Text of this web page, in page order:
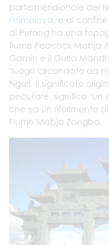
parte meridionale del
l'Himalaya, e al
di Purang ha una
fiume Peacock Mabja
Gamin e il Gurla
"luogo circondato da
Ngari. Il significato
peculiare, significa "un
che sia un riferimento
Fiume Mabja Zangbo.